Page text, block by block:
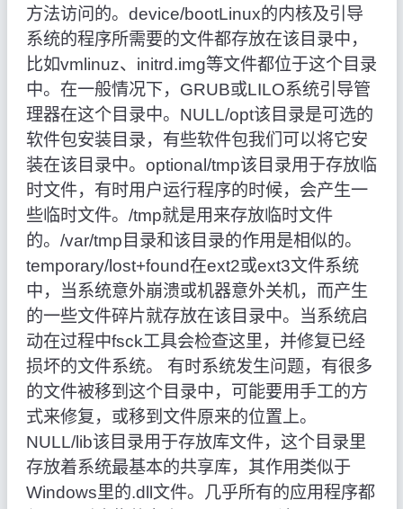
方法访问的。device/bootLinux的内核及引导
系统的程序所需要的文件都存放在该目录中，
比如vmlinuz、initrd.img等文件都位于这个目录
中。在一般情况下，GRUB或LILO系统引导管
理器在这个目录中。NULL/opt该目录是可选的
软件包安装目录，有些软件包我们可以将它安
装在该目录中。optional/tmp该目录用于存放临
时文件，有时用户运行程序的时候，会产生一
些临时文件。/tmp就是用来存放临时文件
的。/var/tmp目录和该目录的作用是相似的。
temporary/lost+found在ext2或ext3文件系统
中，当系统意外崩溃或机器意外关机，而产生
的一些文件碎片就存放在该目录中。当系统启
动在过程中fsck工具会检查这里，并修复已经
损坏的文件系统。 有时系统发生问题，有很多
的文件被移到这个目录中，可能要用手工的方
式来修复，或移到文件原来的位置上。
NULL/lib该目录用于存放库文件，这个目录里
存放着系统最基本的共享库，其作用类似于
Windows里的.dll文件。几乎所有的应用程序都